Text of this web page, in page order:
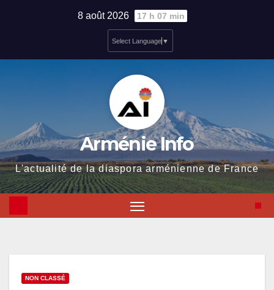
8 août 2026 17 h 07 min
Select Language ▼
Arménie Info
L'actualité de la diaspora arménienne de France
NON CLASSÉ